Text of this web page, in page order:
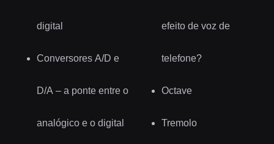
digital
Conversores A/D e
D/A – a ponte entre o
analógico e o digital
efeito de voz de
telefone?
Octave
Tremolo